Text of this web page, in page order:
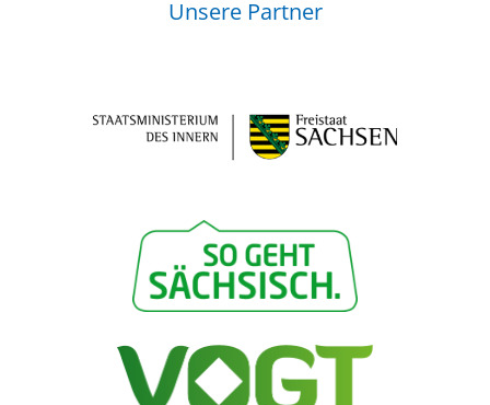
Unsere Partner